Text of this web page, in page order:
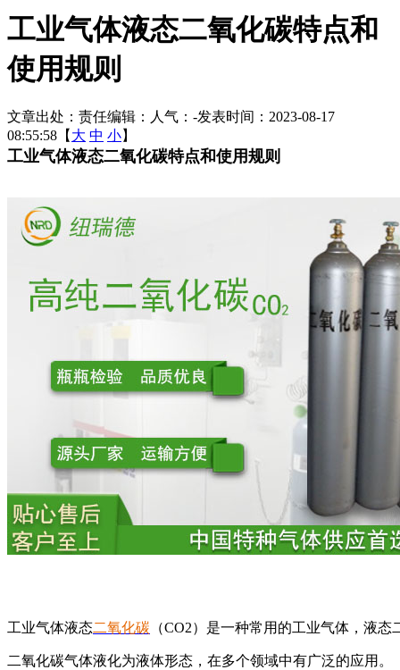
工业气体液态二氧化碳特点和
使用规则
文章出处： 责任编辑： 人气： -发表时间：2023-08-17
08:55:58【 大 中 小】
工业气体液态二氧化碳特点和使用规则
工业气体液态二氧化碳 （CO2）是一种常用的工业气体，液
二氧化碳气体液化为液体形态，在多个领域中有广泛的应用。